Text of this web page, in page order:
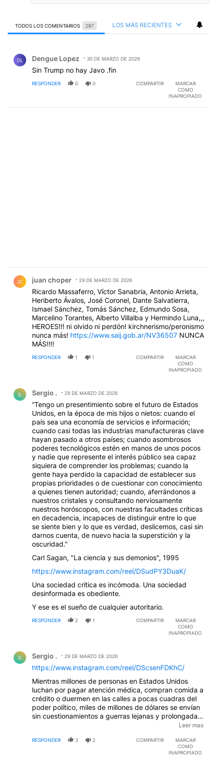
TODOS LOS COMENTARIOS 287 LOS MÁS RECIENTES
DL Dengue Lopez 30 DE MARZO DE 2026
Sin Trump no hay Javo .fin
RESPONDER 0 0 COMPARTIR
MARCAR
COMO
INAPROPIADO
JC juan choper 29 DE MARZO DE 2026
Ricardo Massaferro, Víctor Sanabria, Antonio Arrieta,
Heriberto Ávalos, José Coronel, Dante Salvatierra,
Ismael Sánchez, Tomás Sánchez, Edmundo Sosa,
Marcelino Torantes, Alberto Villalba y Hermindo Luna,,,
HEROES!!! ni olvido ni perdón! kirchnerismo/peronismo
nunca más! https://www.saij.gob.ar/NV36507 NUNCA
MÁS!!!!
RESPONDER 1 1 COMPARTIR
MARCAR
COMO
INAPROPIADO
S. Sergio . 29 DE MARZO DE 2026
“Tengo un presentimiento sobre el futuro de Estados
Unidos, en la época de mis hijos o nietos: cuando el
país sea una economía de servicios e información;
cuando casi todas las industrias manufactureras clave
hayan pasado a otros países; cuando asombrosos
poderes tecnológicos estén en manos de unos pocos
y nadie que represente el interés público sea capaz
siquiera de comprender los problemas; cuando la
gente haya perdido la capacidad de establecer sus
propias prioridades o de cuestionar con conocimiento
a quienes tienen autoridad; cuando, aferrándonos a
nuestros cristales y consultando nerviosamente
nuestros horóscopos, con nuestras facultades críticas
en decadencia, incapaces de distinguir entre lo que
se siente bien y lo que es verdad, deslicemos, casi sin
darnos cuenta, de nuevo hacia la superstición y la
oscuridad."
Carl Sagan, "La ciencia y sus demonios", 1995
https://www.instagram.com/reel/DSudPY3DuaK/
Una sociedad crítica es incómoda. Una sociedad
desinformada es obediente.
Y ese es el sueño de cualquier autoritario.
RESPONDER 2 1 COMPARTIR
MARCAR
COMO
INAPROPIADO
S. Sergio . 29 DE MARZO DE 2026
https://www.instagram.com/reel/DScsenFDKhC/
Mientras millones de personas en Estados Unidos
luchan por pagar atención médica, compran comida a
crédito o duermen en las calles a pocas cuadras del
poder político, miles de millones de dólares se envían
sin cuestionamientos a guerras lejanas y prolongadas.
Guerras que no traen seguridad, ni paz, ni bienestar,
especialmente para los niños.
Leer mas
RESPONDER 3 2 COMPARTIR
MARCAR
COMO
INAPROPIADO